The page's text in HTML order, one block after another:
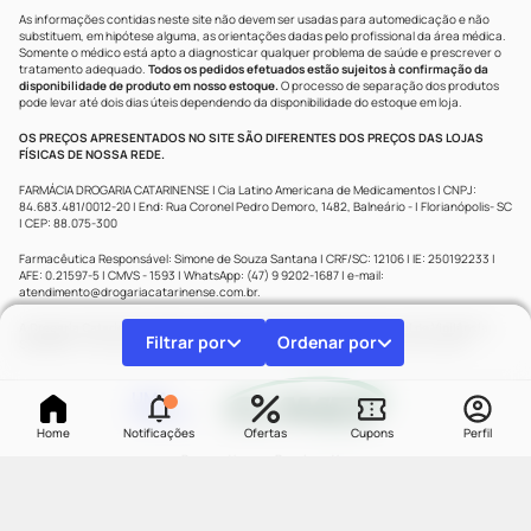
Home Notificações Ofertas Cupons Perfil
Filtrar por Ordenar por
As informações contidas neste site não devem ser usadas para automedicação e não
substituem, em hipótese alguma, as orientações dadas pelo profissional da área médica.
Somente o médico está apto a diagnosticar qualquer problema de saúde e prescrever o
tratamento adequado. Todos os pedidos efetuados estão sujeitos à confirmação da
disponibilidade de produto em nosso estoque.O processo de separação dos produtos
pode levar até dois dias úteis dependendo da disponibilidade do estoque em loja.
OS PREÇOS APRESENTADOS NO SITE SÃO DIFERENTES DOS PREÇOS DAS LOJAS
FÍSICAS DE NOSSA REDE.
FARMÁCIA DROGARIA CATARINENSE | Cia Latino Americana de Medicamentos | CNPJ:
84.683.481/0012-20 | End: Rua Coronel Pedro Demoro, 1482, Balneário - | Florianópolis- SC
| CEP: 88.075-300
Farmacêutica Responsável: Simone de Souza Santana | CRF/SC: 12106 | IE: 250192233 |
AFE: 0.21597-5 | CMVS - 1593 | WhatsApp: (47) 9 9202-1687 | e-mail:
atendimento@drogariacatarinense.com.br.
A Drogaria Catarinense segue as determinações da Agência Nacional de Vigilância
| Copyright © 2025 Drogaria Catarinense - Todos os direitos reservados.
UMA
MARCA